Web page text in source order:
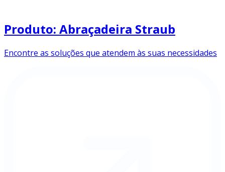
Produto: Abraçadeira Straub
Encontre as soluções que atendem às suas necessidades